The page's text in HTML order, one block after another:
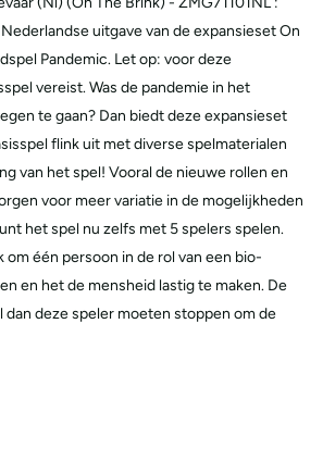
uitgave van de expansieset On
Pandemic. Let op: voor deze
vereist. Was de pandemie in het
te gaan? Dan biedt deze expansieset
flink uit met diverse spelmaterialen
van het spel! Vooral de nieuwe rollen en
voor meer variatie in de mogelijkheden
het spel nu zelfs met 5 spelers spelen.
één persoon in de rol van een bio-
en het de mensheid lastig te maken. De
dan deze speler moeten stoppen om de